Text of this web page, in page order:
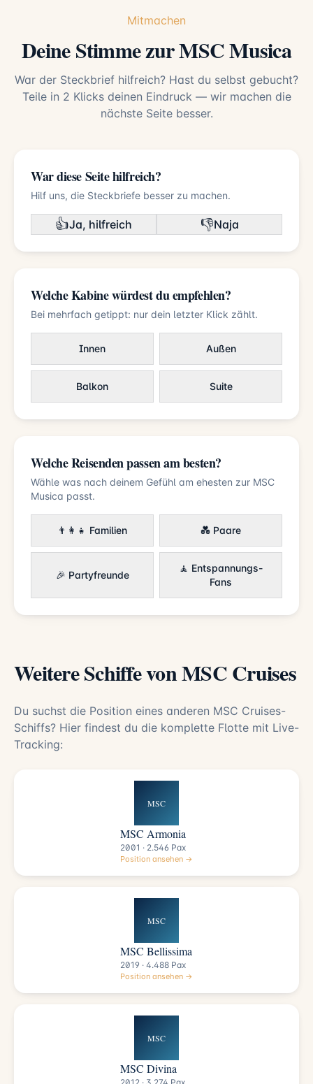
Mitmachen
Deine Stimme zur MSC Musica
War der Steckbrief hilfreich? Hast du selbst gebucht?
Teile in 2 Klicks deinen Eindruck — wir machen die
nächste Seite besser.
War diese Seite hilfreich?
Hilf uns, die Steckbriefe besser zu machen.
👍Ja, hilfreich 👎Naja
Welche Kabine würdest du empfehlen?
Bei mehrfach getippt: nur dein letzter Klick zählt.
Innen Außen
Balkon Suite
Welche Reisenden passen am besten?
Wähle was nach deinem Gefühl am ehesten zur MSC
Musica passt.
👨‍👩‍👧 Familien 💑 Paare
🎉 Partyfreunde
🧘 Entspannungs-
Fans
Weitere Schiffe von MSC Cruises
Du suchst die Position eines anderen MSC Cruises-
Schiffs? Hier findest du die komplette Flotte mit Live-
Tracking:
MSC
MSC Armonia
2001 · 2.546 Pax
Position ansehen →
MSC
MSC Bellissima
2019 · 4.488 Pax
Position ansehen →
MSC
MSC Divina